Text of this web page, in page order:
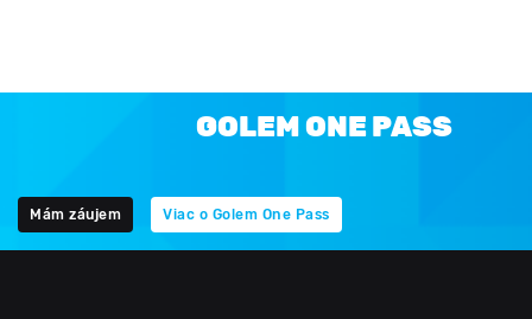
GOLEM ONE PASS
Mám záujem Viac o Golem One Pass